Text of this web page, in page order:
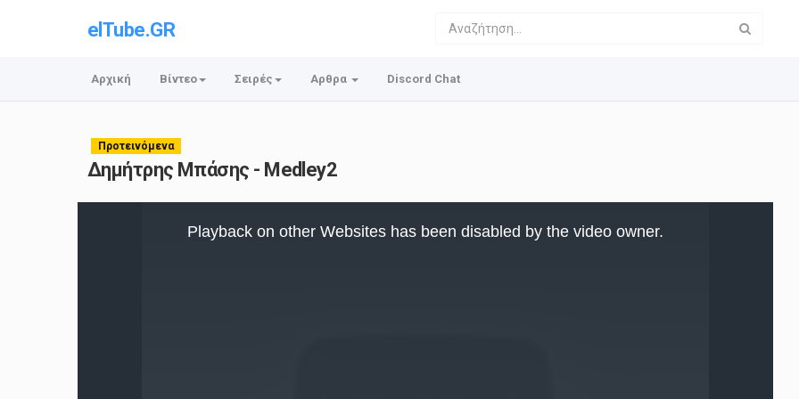
elTube.GR
Αρχική Βίντεο Σειρές Αρθρα Discord Chat
Προτεινόμενα
Δημήτρης Μπάσης - Medley2
Playback on other Websites has been disabled by the video owner.